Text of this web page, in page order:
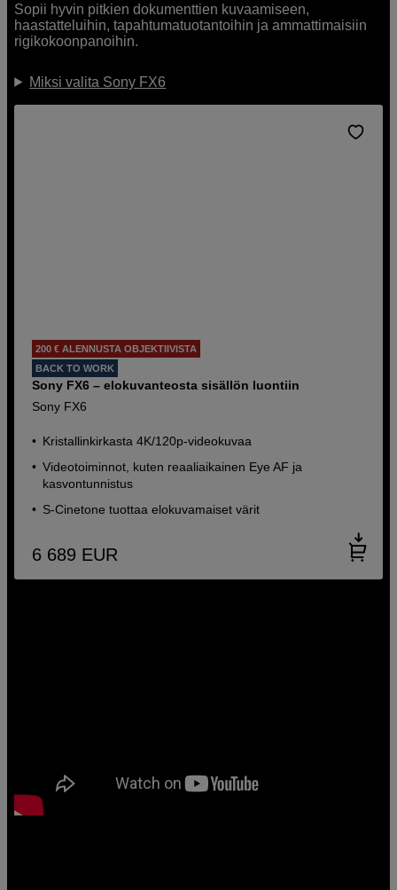
Sopii hyvin pitkien dokumenttien kuvaamiseen,
haastatteluihin, tapahtumatuotantoihin ja ammattimaisiin
rigikokoonpanoihin.
Miksi valita Sony FX6
200 € ALENNUSTA OBJEKTIIVISTA
BACK TO WORK
Sony FX6 – elokuvanteosta sisällön luontiin
Sony FX6
Kristallinkirkasta 4K/120p-videokuvaa
Videotoiminnot, kuten reaaliaikainen Eye AF ja
kasvontunnistus
S-Cinetone tuottaa elokuvamaiset värit
6 689 EUR